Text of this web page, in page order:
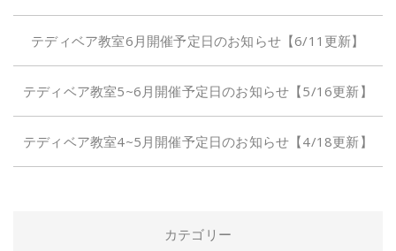
テディベア教室6月開催予定日のお知らせ【6/11更新】
テディベア教室5~6月開催予定日のお知らせ【5/16更新】
テディベア教室4~5月開催予定日のお知らせ【4/18更新】
カテゴリー